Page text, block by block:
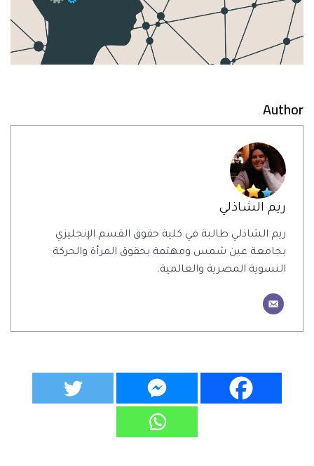
Author
ريم الشاذلي
ريم الشاذلي طالبة في كلية حقوق القسم الإنجليزي
بجامعة عين شمس ومهتمة بحقوق المرأة والحركة
النسوية المصرية والعالمية.